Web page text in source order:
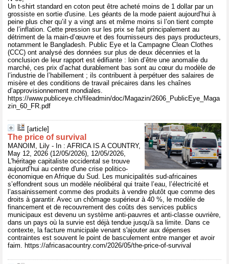
Un t-shirt standard en coton peut être acheté moins de 1 dollar par un
grossiste en sortie d'usine. Les géants de la mode paient aujourd’hui à
peine plus cher qu’il y a vingt ans et même moins si l’on tient compte
de l’inflation. Cette pression sur les prix se fait principalement au
détriment de la main-d’œuvre et des fournisseurs des pays producteurs,
notamment le Bangladesh. Public Eye et la Campagne Clean Clothes
(CCC) ont analysé des données sur plus de deux décennies et la
conclusion de leur rapport est édifiante : loin d’être une anomalie du
marché, ces prix d’achat durablement bas sont au cœur du modèle de
l’industrie de l’habillement ; ils contribuent à perpétuer des salaires de
misère et des conditions de travail précaires dans les chaînes
d’approvisionnement mondiales.
https://www.publiceye.ch/fileadmin/doc/Magazin/2606_PublicEye_Maga
zin_60_FR.pdf
[article]
The price of survival
MANOIM, Lily - In : AFRICA IS A COUNTRY,
May 12, 2026 (12/05/2026), 12/05/2026,
L'héritage capitaliste occidental se trouve
aujourd’hui au centre d'une crise politico-
économique en Afrique du Sud. Les municipalités sud-africaines
s’effondrent sous un modèle néolibéral qui traite l’eau, l’électricité et
l’assainissement comme des produits à vendre plutôt que comme des
droits à garantir. Avec un chômage supérieur à 40 %, le modèle de
financement et de recouvrement des coûts des services publics
municipaux est devenu un système anti-pauvres et anti-classe ouvrière,
dans un pays où la survie est déjà tendue jusqu'à sa limite. Dans ce
contexte, la facture municipale venant s'ajouter aux dépenses
contraintes est souvent le point de basculement entre manger et avoir
faim. https://africasacountry.com/2026/05/the-price-of-survival